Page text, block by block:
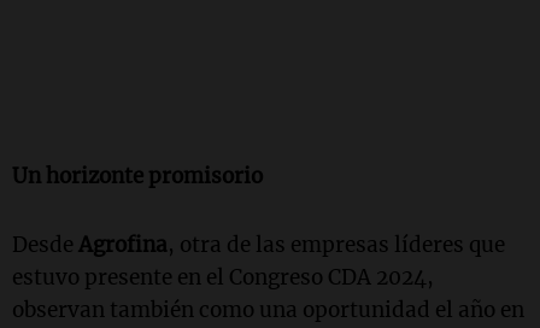
Un horizonte promisorio
Desde Agrofina, otra de las empresas líderes que
estuvo presente en el Congreso CDA 2024,
observan también como una oportunidad el año en